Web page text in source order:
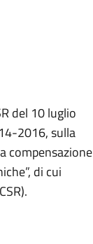
del 10 luglio
2016, sulla
compensazione
di cui